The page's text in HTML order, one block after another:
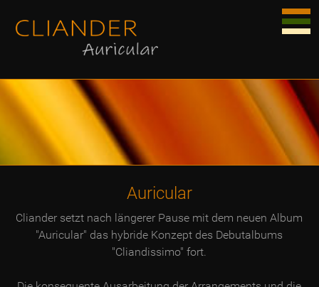
Auricular
Cliander setzt nach längerer Pause mit dem neuen Album
"Auricular" das hybride Konzept des Debutalbums
"Cliandissimo" fort.